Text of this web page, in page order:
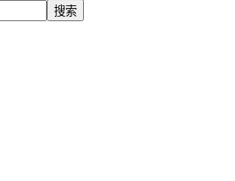
搜索